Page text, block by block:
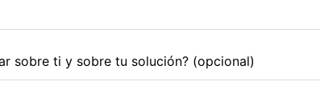
sobre ti y sobre tu solución? (opcional)